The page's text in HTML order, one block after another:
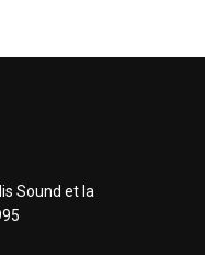
Sound et la